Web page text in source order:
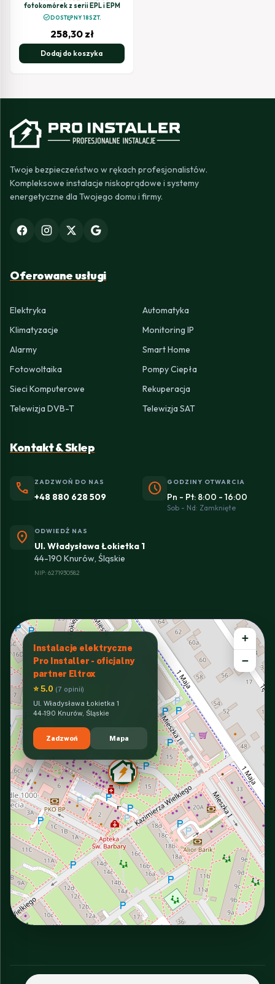
fotokomórek z serii EPL i EPM
check_circleDOSTĘPNY 18SZT.
258,30 zł
Dodaj do koszyka
Twoje bezpieczeństwo w rękach profesjonalistów.
Kompleksowe instalacje niskoprądowe i systemy
energetyczne dla Twojego domu i firmy.
Oferowane usługi
Elektryka
Automatyka
Klimatyzacje
Monitoring IP
Alarmy
Smart Home
Fotowoltaika
Pompy Ciepła
Sieci Komputerowe
Rekuperacja
Telewizja DVB-T
Telewizja SAT
Kontakt & Sklep
phone ZADZWOŃ DO NAS
+48 880 628 509 schedule GODZINY OTWARCIA
Pn - Pt: 8:00 - 16:00
Sob - Nd: Zamknięte
location_on ODWIEDŹ NAS
Ul. Władysława Łokietka 1
44-190 Knurów, Śląskie
NIP: 6271930582
Instalacje elektryczne
Pro Installer - oficjalny
partner Eltrox
⭐ 5.0 (7 opinii)
Ul. Władysława Łokietka 1
44-190 Knurów, Śląskie
Zadzwoń Mapa
+
−
INTERACTIVE VIEW